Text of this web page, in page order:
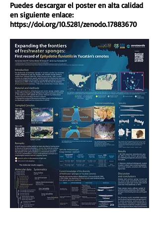
Puedes descargar el poster en alta calidad
en siguiente enlace:
https://doi.org/10.5281/zenodo.17883670